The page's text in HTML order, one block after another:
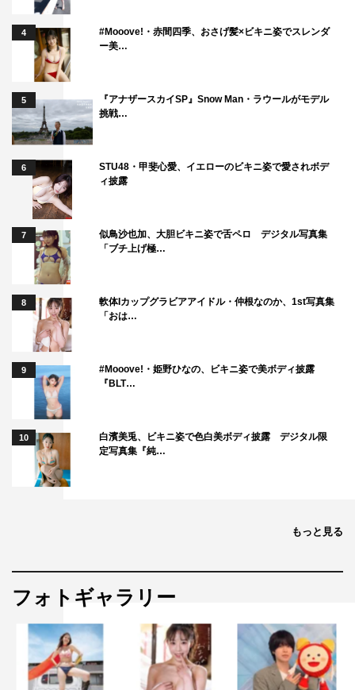
4
#Mooove!・赤間四季、おさげ髪×ビキニ姿でスレンダ
ー美…
5
『アナザースカイSP』Snow Man・ラウールがモデル
挑戦…
6
STU48・甲斐心愛、イエローのビキニ姿で愛されボデ
ィ披露
7
似鳥沙也加、大胆ビキニ姿で舌ペロ デジタル写真集
「ブチ上げ極…
8
軟体Iカップグラビアアイドル・仲根なのか、1st写真集
「おは…
9
#Mooove!・姫野ひなの、ビキニ姿で美ボディ披露
『BLT…
10
白濱美兎、ビキニ姿で色白美ボディ披露 デジタル限
定写真集『純…
もっと見る
フォトギャラリー